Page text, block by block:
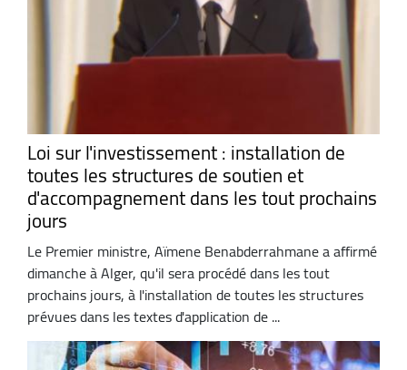
Loi sur l'investissement : installation de
toutes les structures de soutien et
d'accompagnement dans les tout prochains
jours
Le Premier ministre, Aïmene Benabderrahmane a affirmé
dimanche à Alger, qu'il sera procédé dans les tout
prochains jours, à l'installation de toutes les structures
prévues dans les textes d'application de ...